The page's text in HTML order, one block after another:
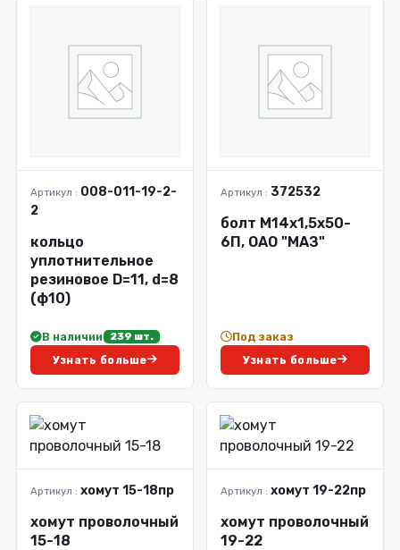
Артикул : 008-011-19-2-
2
кольцо
уплотнительное
резиновое D=11, d=8
(ф10)
В наличии 239 шт.
Узнать больше
Артикул : 372532
болт М14х1,5х50-
6П, ОАО "МАЗ"
Под заказ
Узнать больше
Артикул : хомут 15-18пр
хомут проволочный
15-18
Артикул : хомут 19-22пр
хомут проволочный
19-22